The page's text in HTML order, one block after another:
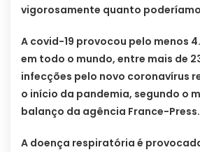
vigorosamente quanto
A covid-19 provocou pelo menos
em todo o mundo, entre mais de
infecções pelo novo coronavírus
o início da pandemia, segundo o
balanço da agência France-Press.
A doença respiratória é